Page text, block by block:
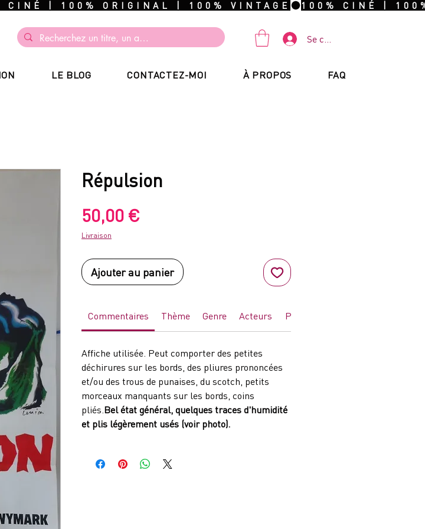
Se connecter
LE BLOG CONTACTEZ-MOI À PROPOS FAQ
Répulsion
50,00 €Prix
Livraison
Ajouter au panier
Commentaires Thème Genre Acteurs Pays
Affiche utilisée. Peut comporter des petites
déchirures sur les bords, des pliures prononcées
et/ou des trous de punaises, du scotch, petits
morceaux manquants sur les bords, coins
pliés. Bel état général, quelques traces d'humidité
et plis légèrement usés (voir photo).